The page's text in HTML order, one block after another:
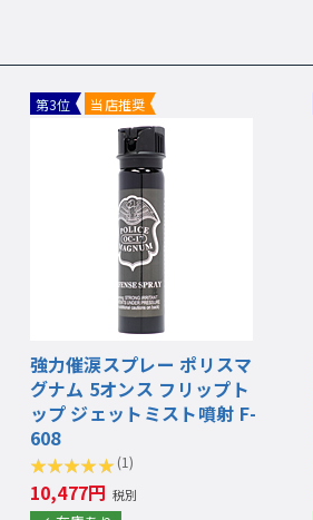
第3位 当店推奨
強力催涙スプレー ポリスマ
グナム 5オンス フリップト
ップ ジェットミスト噴射 F-
608
(1)
10,477円 税別